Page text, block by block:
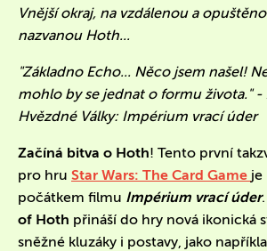
Vnější okraj, na vzdálenou a
nazvanou Hoth...
"Základno Echo... Něco jsem našel!
mohlo by se jednat o formu života." -
Hvězdné Války: Impérium vrací úder
Začíná bitva o Hoth! Tento první
pro hru Star Wars: The Card Game je
počátkem filmu Impérium vrací úder
of Hoth přináší do hry nová ikonická
sněžné kluzáky i postavy, jako